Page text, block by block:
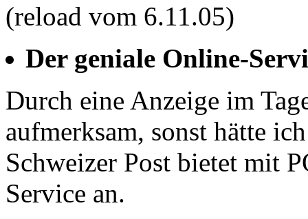
(reload vom 6.11.05)
Der geniale Online-
Durch eine Anzeige im
aufmerksam, sonst hätte
Schweizer Post bietet mit
Service an.